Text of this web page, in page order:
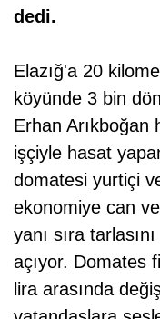
dedi.
Elazığ'a 20
köyünde 3 bin
Erhan Arıkboğan
işçiyle hasat
domatesi yurtiçi
ekonomiye can
yanı sıra
açıyor. Domates
lira arasında